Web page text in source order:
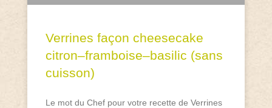
Verrines façon cheesecake
citron–framboise–basilic (sans
cuisson)
Le mot du Chef pour votre recette de Verrines